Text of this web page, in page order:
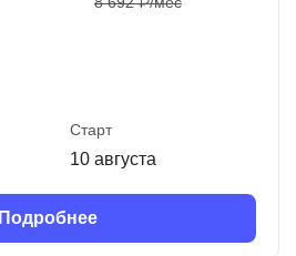
Старт
10 августа
Подробнее